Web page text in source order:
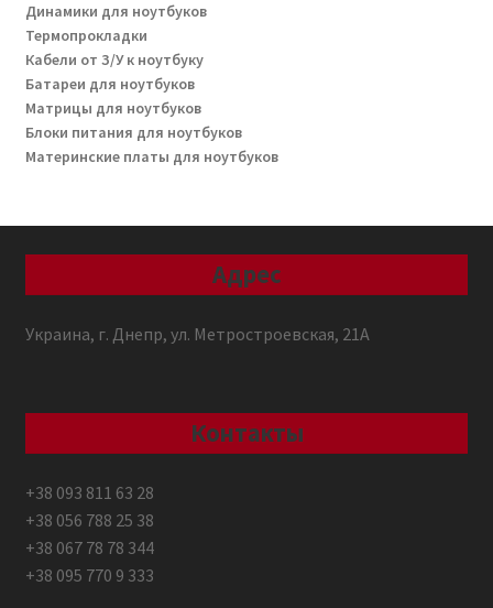
Динамики для ноутбуков
Термопрокладки
Кабели от З/У к ноутбуку
Батареи для ноутбуков
Матрицы для ноутбуков
Блоки питания для ноутбуков
Материнские платы для ноутбуков
Адрес
Украина, г. Днепр, ул. Метростроевская, 21А
Контакты
+38 093 811 63 28
+38 056 788 25 38
+38 067 78 78 344
+38 095 770 9 333